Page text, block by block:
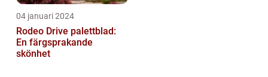
04 januari 2024
Rodeo Drive palettblad:
En färgsprakande
skönhet